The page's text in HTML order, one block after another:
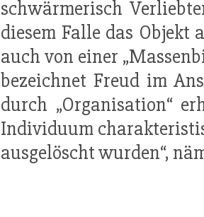
schwärmerisch
diesem Falle das
auch von einer
bezeichnet Freud im
durch „Organisation“
Individuum
ausgelöscht wurden“,